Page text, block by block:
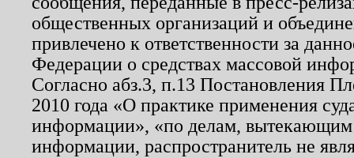
общественных организаций и
привлечено к ответственности за
Федерации о средствах массовой
Согласно абз.3, п.13 Постановления
2010 года «О практике применения
информации», «по делам, вытекающим
информации, распространитель не